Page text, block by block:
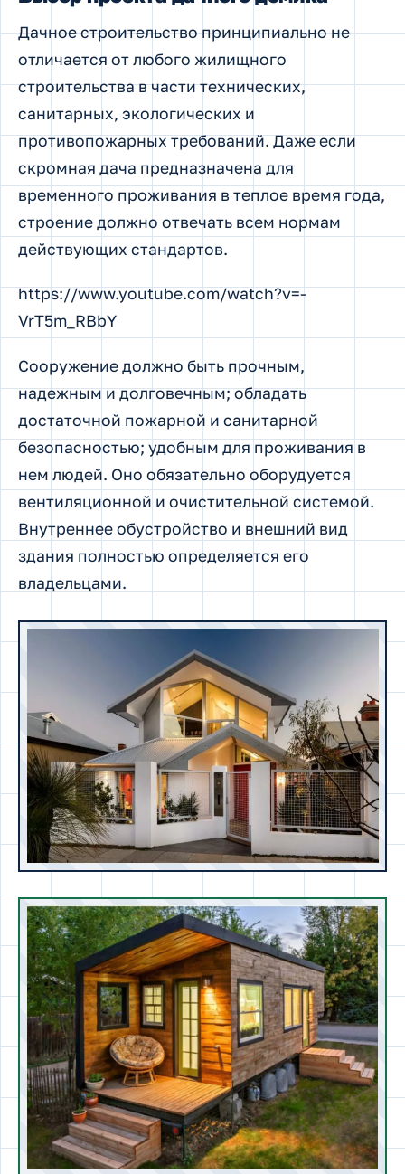
Дачное строительство принципиально не
отличается от любого жилищного
строительства в части технических,
санитарных, экологических и
противопожарных требований. Даже если
скромная дача предназначена для
временного проживания в теплое время года,
строение должно отвечать всем нормам
действующих стандартов.
https://www.youtube.com/watch?v=-
VrT5m_RBbY
Сооружение должно быть прочным,
надежным и долговечным; обладать
достаточной пожарной и санитарной
безопасностью; удобным для проживания в
нем людей. Оно обязательно оборудуется
вентиляционной и очистительной системой.
Внутреннее обустройство и внешний вид
здания полностью определяется его
владельцами.